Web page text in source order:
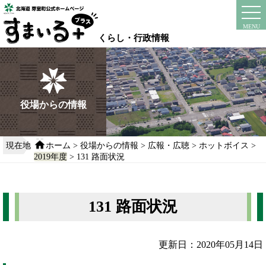
本
文
へ
移
動
る
くらし・行政情報
MENU
instagram
役場からの情報
現在地 ホーム >役場からの情報 > 広報・広聴 > ホットボイス >
2019年度 > 131 路面状況
131 路面状況
更新日：2020年05月14日